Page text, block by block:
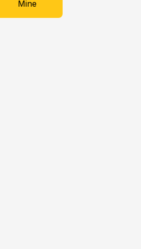
Mine